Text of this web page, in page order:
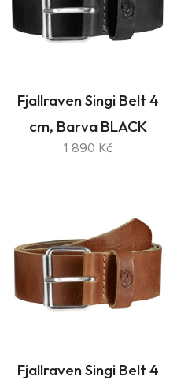
Fjallraven Singi Belt 4
cm, Barva BLACK
1 890 Kč
Fjallraven Singi Belt 4